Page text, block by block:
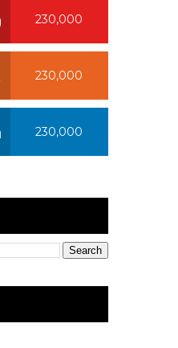
230,000
230,000
230,000